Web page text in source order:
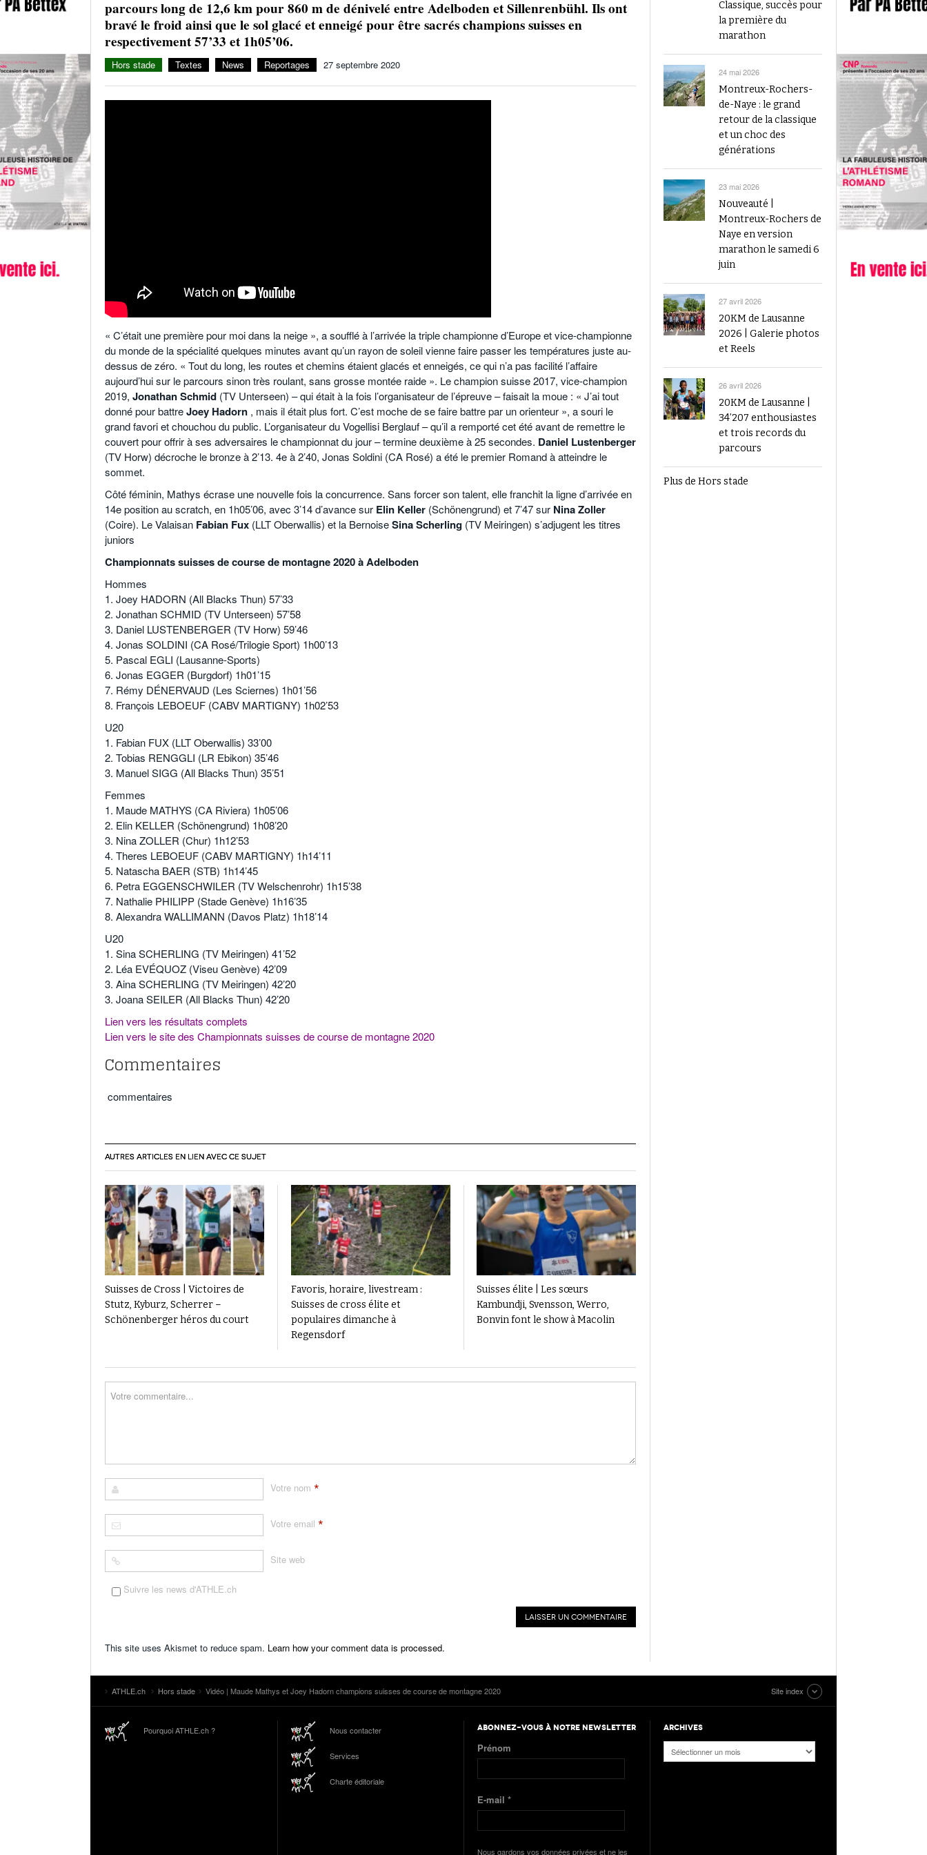
Julien Wanders. Sensibilité, illusions, travail :
une lecture à ne pas manquer !- 13 décembre
Voir tout
Finale du Visana Sprint ce dimanche à Berne
avec Mujinga Kambundji et plein de surprises
19 septembre 2024
Voir tout
parcours long de 12,6 km pour 860 m de dénivelé entre Adelboden et Sillenrenbühl. Ils ont
bravé le froid ainsi que le sol glacé et enneigé pour être sacrés champions suisses en
respectivement 57’33 et 1h05’06.
Hors stade Textes News Reportages 27 septembre 2020
« C’était une première pour moi dans la neige », a soufflé à l’arrivée la triple championne d’Europe et vice-championne
du monde de la spécialité quelques minutes avant qu’un rayon de soleil vienne faire passer les températures juste au-
dessus de zéro. « Tout du long, les routes et chemins étaient glacés et enneigés, ce qui n’a pas facilité l’affaire
aujourd’hui sur le parcours sinon très roulant, sans grosse montée raide ». Le champion suisse 2017, vice-champion
2019, Jonathan Schmid (TV Unterseen) – qui était à la fois l’organisateur de l’épreuve – faisait la moue : « J’ai tout
donné pour battreJoey Hadorn , mais il était plus fort. C’est moche de se faire battre par un orienteur », a souri le
grand favori et chouchou du public. L’organisateur du Vogellisi Berglauf – qu’il a remporté cet été avant de remettre le
couvert pour offrir à ses adversaires le championnat du jour – termine deuxième à 25 secondes. Daniel Lustenberger
(TV Horw) décroche le bronze à 2’13. 4e à 2’40, Jonas Soldini (CA Rosé) a été le premier Romand à atteindre le
sommet.
Côté féminin, Mathys écrase une nouvelle fois la concurrence. Sans forcer son talent, elle franchit la ligne d’arrivée en
14e position au scratch, en 1h05’06, avec 3’14 d’avance sur Elin Keller (Schönengrund) et 7’47 sur Nina Zoller
(Coire). Le Valaisan Fabian Fux (LLT Oberwallis) et la BernoiseSina Scherling (TV Meiringen) s’adjugent les titres
juniors
Championnats suisses de course de montagne 2020 à Adelboden
Hommes
1. Joey HADORN (All Blacks Thun) 57’33
2. Jonathan SCHMID (TV Unterseen) 57’58
3. Daniel LUSTENBERGER (TV Horw) 59’46
4. Jonas SOLDINI (CA Rosé/Trilogie Sport) 1h00’13
5. Pascal EGLI (Lausanne-Sports)
6. Jonas EGGER (Burgdorf) 1h01’15
7. Rémy DÉNERVAUD (Les Sciernes) 1h01’56
8. François LEBOEUF (CABV MARTIGNY) 1h02’53
U20
1. Fabian FUX (LLT Oberwallis) 33’00
2. Tobias RENGGLI (LR Ebikon) 35’46
3. Manuel SIGG (All Blacks Thun) 35’51
Femmes
1. Maude MATHYS (CA Riviera) 1h05’06
2. Elin KELLER (Schönengrund) 1h08’20
3. Nina ZOLLER (Chur) 1h12’53
4. Theres LEBOEUF (CABV MARTIGNY) 1h14’11
5. Natascha BAER (STB) 1h14’45
6. Petra EGGENSCHWILER (TV Welschenrohr) 1h15’38
7. Nathalie PHILIPP (Stade Genève) 1h16’35
8. Alexandra WALLIMANN (Davos Platz) 1h18’14
U20
1. Sina SCHERLING (TV Meiringen) 41’52
2. Léa EVÉQUOZ (Viseu Genève) 42’09
3. Aina SCHERLING (TV Meiringen) 42’20
3. Joana SEILER (All Blacks Thun) 42’20
Lien vers les résultats complets
Lien vers le site des Championnats suisses de course de montagne 2020
Commentaires
commentaires
AUTRES ARTICLES EN LIEN AVEC CE SUJET
Suisses de Cross | Victoires de
Stutz, Kyburz, Scherrer –
Schönenberger héros du court
Favoris, horaire, livestream :
Suisses de cross élite et
populaires dimanche à
Regensdorf
Suisses élite | Les sœurs
Kambundji, Svensson, Werro,
Bonvin font le show à Macolin
Votre nom *
Votre email *
Site web
Suivre les news d'ATHLE.ch
This site uses Akismet to reduce spam. Learn how your comment data is processed.
Classique, succès pour
la première du
marathon
24 mai 2026
Montreux-Rochers-
de-Naye : le grand
retour de la classique
et un choc des
générations
23 mai 2026
Nouveauté |
Montreux-Rochers de
Naye en version
marathon le samedi 6
juin
27 avril 2026
20KM de Lausanne
2026 | Galerie photos
et Reels
26 avril 2026
20KM de Lausanne |
34’207 enthousiastes
et trois records du
parcours
Plus de Hors stade
ATHLE.ch Hors stade Vidéo | Maude Mathys et Joey Hadorn champions suisses de course de montagne 2020 Site index
Pourquoi ATHLE.ch ? Nous contacter
Services
Charte éditoriale
ABONNEZ-VOUS À NOTRE NEWSLETTER
Prénom
E-mail *
Nous gardons vos données privées et ne les
ARCHIVES
Archives